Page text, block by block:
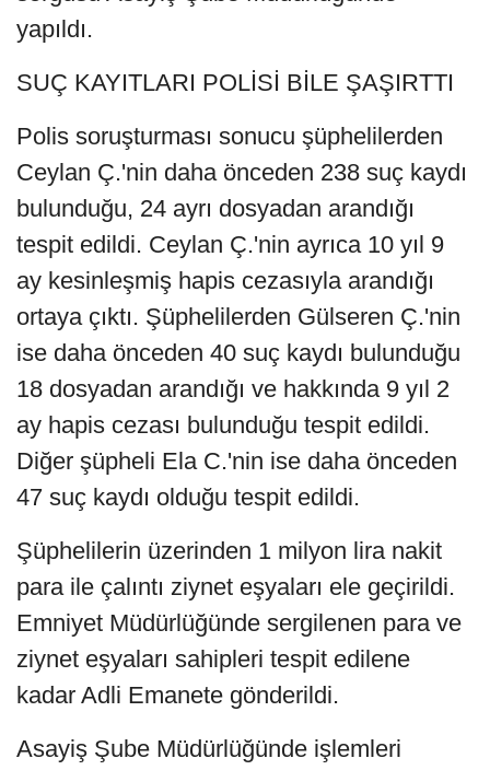
yapıldı.
SUÇ KAYITLARI POLİSİ BİLE ŞAŞIRTTI
Polis soruşturması sonucu şüphelilerden
Ceylan Ç.'nin daha önceden 238 suç kaydı
bulunduğu, 24 ayrı dosyadan arandığı
tespit edildi. Ceylan Ç.'nin ayrıca 10 yıl 9
ay kesinleşmiş hapis cezasıyla arandığı
ortaya çıktı. Şüphelilerden Gülseren Ç.'nin
ise daha önceden 40 suç kaydı bulunduğu
18 dosyadan arandığı ve hakkında 9 yıl 2
ay hapis cezası bulunduğu tespit edildi.
Diğer şüpheli Ela C.'nin ise daha önceden
47 suç kaydı olduğu tespit edildi.
Şüphelilerin üzerinden 1 milyon lira nakit
para ile çalıntı ziynet eşyaları ele geçirildi.
Emniyet Müdürlüğünde sergilenen para ve
ziynet eşyaları sahipleri tespit edilene
kadar Adli Emanete gönderildi.
Asayiş Şube Müdürlüğünde işlemleri